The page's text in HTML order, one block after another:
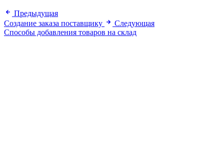
Предыдущая
Создание заказа поставщику
Следующая
Способы добавления товаров на склад